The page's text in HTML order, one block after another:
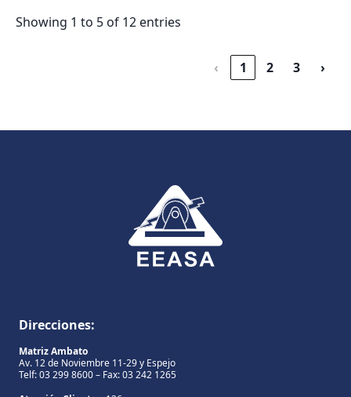
Showing 1 to 5 of 12 entries
‹ 1 2 3 ›
Direcciones:
Matriz Ambato
Av. 12 de Noviembre 11-29 y Espejo
Telf: 03 299 8600 – Fax: 03 242 1265